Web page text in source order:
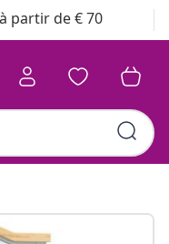
partir de € 70